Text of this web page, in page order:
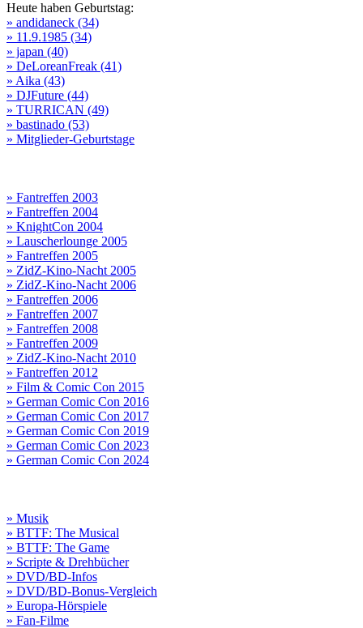
Heute haben Geburtstag:
» andidaneck (34)
» 11.9.1985 (34)
» japan (40)
» DeLoreanFreak (41)
» Aika (43)
» DJFuture (44)
» TURRICAN (49)
» bastinado (53)
» Mitglieder-Geburtstage
» Fantreffen 2003
» Fantreffen 2004
» KnightCon 2004
» Lauscherlounge 2005
» Fantreffen 2005
» ZidZ-Kino-Nacht 2005
» ZidZ-Kino-Nacht 2006
» Fantreffen 2006
» Fantreffen 2007
» Fantreffen 2008
» Fantreffen 2009
» ZidZ-Kino-Nacht 2010
» Fantreffen 2012
» Film & Comic Con 2015
» German Comic Con 2016
» German Comic Con 2017
» German Comic Con 2019
» German Comic Con 2023
» German Comic Con 2024
» Musik
» BTTF: The Musical
» BTTF: The Game
» Scripte & Drehbücher
» DVD/BD-Infos
» DVD/BD-Bonus-Vergleich
» Europa-Hörspiele
» Fan-Filme